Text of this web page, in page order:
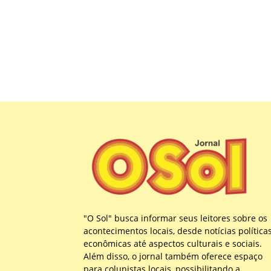
"O Sol" busca informar seus leitores sobre os
acontecimentos locais, desde notícias
econômicas até aspectos culturais e sociais.
Além disso, o jornal também oferece espaço